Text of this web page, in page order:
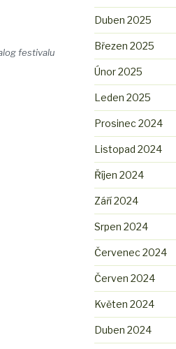
festivalu
Duben 2025
Březen 2025
Únor 2025
Leden 2025
Prosinec 2024
Listopad 2024
Říjen 2024
Září 2024
Srpen 2024
Červenec 2024
Červen 2024
Květen 2024
Duben 2024